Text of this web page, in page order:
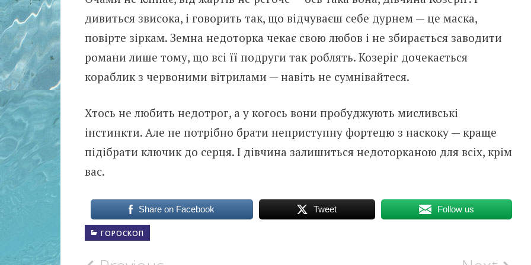
дивиться звисока, і говорить так, що відчуваєш себе дурнем — це маска,
повірте зіркам. Земна недоторка чекає свою любов і не збирається заводити
романи лише тому, що всі її подруги так роблять. Козеріг дочекається
кораблик з червоними вітрилами — навіть не сумнівайтеся.
Хтось не любить недотрог, а у когось вони пробуджують мисливські
інстинкти. Але не потрібно брати неприступну фортецю з наскоку — краще
підібрати ключик до серця. І дівчина залишиться недоторканою для всіх, крім
вас.
Share on Facebook Tweet Follow us
ГОРОСКОП